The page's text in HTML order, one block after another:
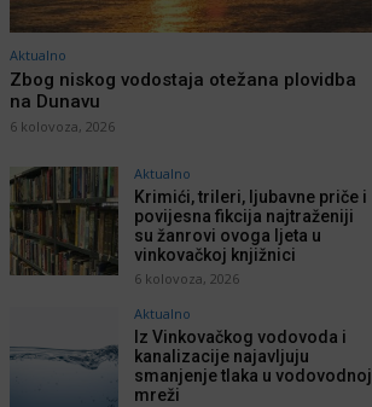
Aktualno
Zbog niskog vodostaja otežana plovidba
na Dunavu
6 kolovoza, 2026
Aktualno
Krimići, trileri, ljubavne priče i
povijesna fikcija najtraženiji
su žanrovi ovoga ljeta u
vinkovačkoj knjižnici
6 kolovoza, 2026
Aktualno
Iz Vinkovačkog vodovoda i
kanalizacije najavljuju
smanjenje tlaka u vodovodnoj
mreži